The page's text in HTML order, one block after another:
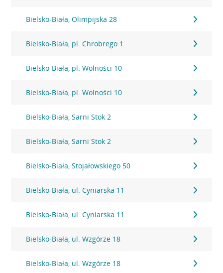
Bielsko-Biała, Olimpijska 28
Bielsko-Biała, pl. Chrobrego 1
Bielsko-Biała, pl. Wolności 10
Bielsko-Biała, pl. Wolności 10
Bielsko-Biała, Sarni Stok 2
Bielsko-Biała, Sarni Stok 2
Bielsko-Biała, Stojałowskiego 50
Bielsko-Biała, ul. Cyniarska 11
Bielsko-Biała, ul. Cyniarska 11
Bielsko-Biała, ul. Wzgórze 18
Bielsko-Biała, ul. Wzgórze 18